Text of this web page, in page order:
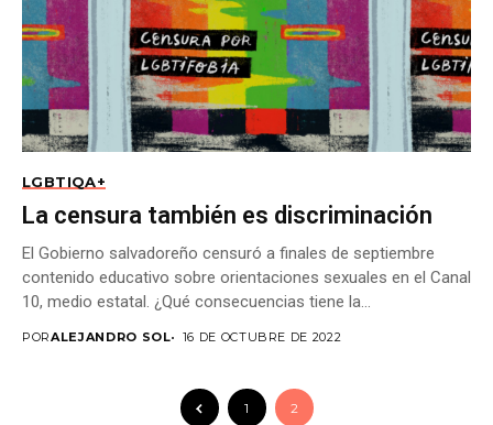
LGBTIQA+
La censura también es discriminación
El Gobierno salvadoreño censuró a finales de septiembre
contenido educativo sobre orientaciones sexuales en el Canal
10, medio estatal. ¿Qué consecuencias tiene la...
PORALEJANDRO SOL 16 DE OCTUBRE DE 2022
1 2